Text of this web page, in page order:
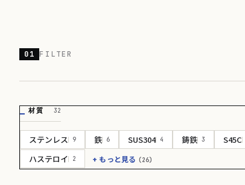
01 FILTER
材質 32
ステンレス 9 鉄 6 SUS304 4 鋳鉄 3 S45C
ハステロイ 2 + もっと見る (26)